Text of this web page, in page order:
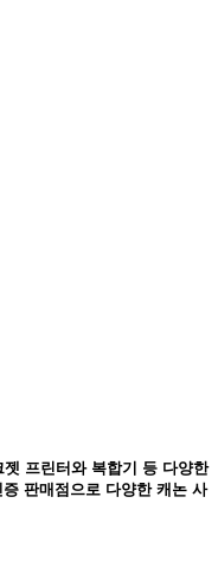
프린터와 복합기 등 다양한
판매점으로 다양한 캐논 사